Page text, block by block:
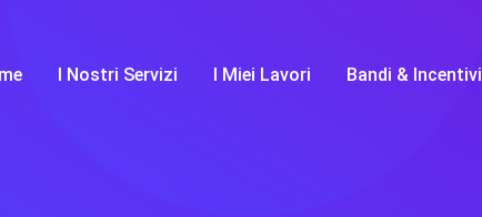
I Nostri Servizi I Miei Lavori Bandi & Incentivi